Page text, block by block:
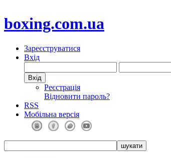
boxing.com.ua
Зареєструватися
Вхід
Реєстрація
Відновити пароль?
RSS
Мобільна версія